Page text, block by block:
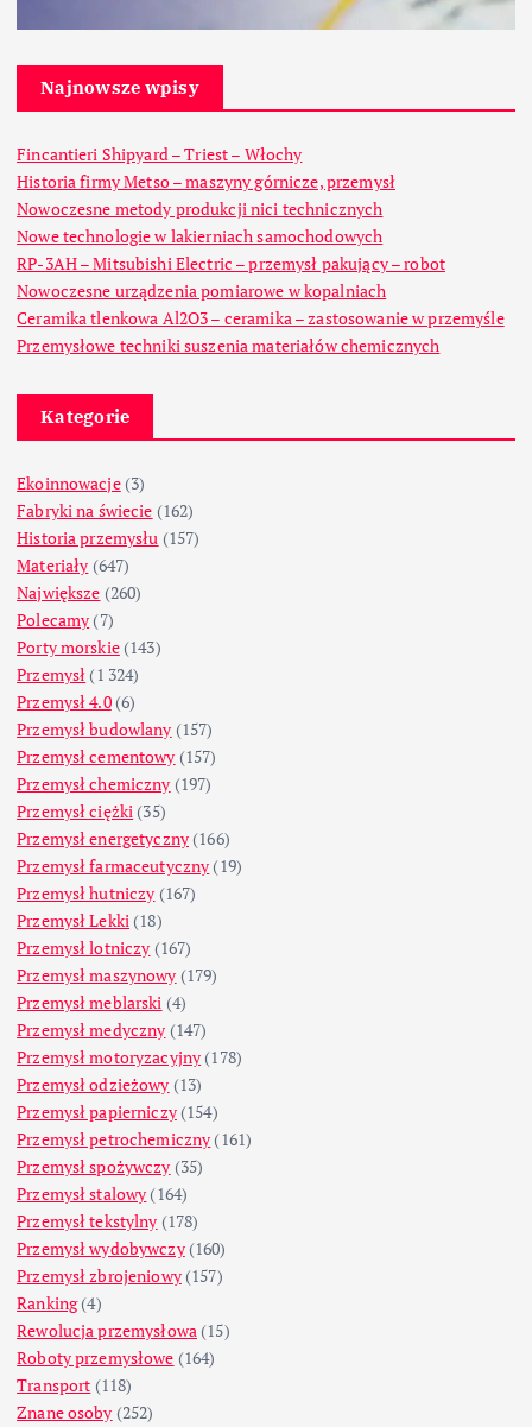
Najnowsze wpisy
Fincantieri Shipyard – Triest – Włochy
Historia firmy Metso – maszyny górnicze, przemysł
Nowoczesne metody produkcji nici technicznych
Nowe technologie w lakierniach samochodowych
RP-3AH – Mitsubishi Electric – przemysł pakujący – robot
Nowoczesne urządzenia pomiarowe w kopalniach
Ceramika tlenkowa Al2O3 – ceramika – zastosowanie w przemyśle
Przemysłowe techniki suszenia materiałów chemicznych
Kategorie
Ekoinnowacje(3)
Fabryki na świecie (162)
Historia przemysłu (157)
Materiały (647)
Największe (260)
Polecamy (7)
Porty morskie(143)
Przemysł (1 324)
Przemysł 4.0(6)
Przemysł budowlany (157)
Przemysł cementowy (157)
Przemysł chemiczny (197)
Przemysł ciężki (35)
Przemysł energetyczny (166)
Przemysł farmaceutyczny (19)
Przemysł hutniczy (167)
Przemysł Lekki (18)
Przemysł lotniczy (167)
Przemysł maszynowy (179)
Przemysł meblarski (4)
Przemysł medyczny (147)
Przemysł motoryzacyjny (178)
Przemysł odzieżowy (13)
Przemysł papierniczy(154)
Przemysł petrochemiczny (161)
Przemysł spożywczy (35)
Przemysł stalowy (164)
Przemysł tekstylny (178)
Przemysł wydobywczy(160)
Przemysł zbrojeniowy(157)
Ranking(4)
Rewolucja przemysłowa (15)
Roboty przemysłowe (164)
Transport (118)
Znane osoby (252)